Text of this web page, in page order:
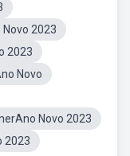
Novo 2023
2023
Novo
Novo 2023
2023